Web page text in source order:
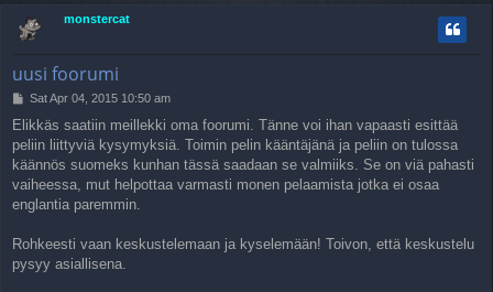
monstercat
uusi foorumi
P
s
t
Sat Apr 04, 2015 10:50 am
Elikkäs saatiin meillekki oma foorumi. Tänne voi ihan vapaasti esittää
peliin liittyviä kysymyksiä. Toimin pelin kääntäjänä ja peliin on tulossa
käännös suomeks kunhan tässä saadaan se valmiiks. Se on viä pahasti
vaiheessa, mut helpottaa varmasti monen pelaamista jotka ei osaa
englantia paremmin.
Rohkeesti vaan keskustelemaan ja kyselemään! Toivon, että keskustelu
pysyy asiallisena.